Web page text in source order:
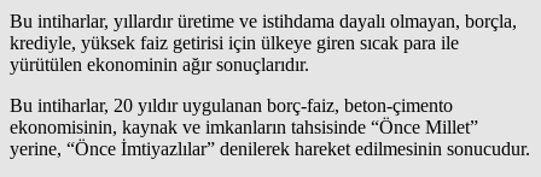
Bu intiharlar, yıllardır üretime ve istihdama dayalı olmayan, borçla,
krediyle, yüksek faiz getirisi için ülkeye giren sıcak para ile
yürütülen ekonominin ağır sonuçlarıdır.
Bu intiharlar, 20 yıldır uygulanan borç-faiz, beton-çimento
ekonomisinin, kaynak ve imkanların tahsisinde “Önce Millet”
yerine, “Önce İmtiyazlılar” denilerek hareket edilmesinin sonucudur.